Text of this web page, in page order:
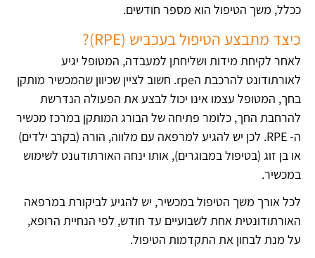
ככלל, משך הטיפול הוא מספר חודשים.
כיצד מתבצע הטיפול בעכביש (RPE)?
לאחר לקיחת מידות ושליחתן למעבדה, המטופל יגיע
לאורתודונט להרכבת הrpe. חשוב לציין שכיוון שהמכשיר מותקן
בחך, המטופל עצמו אינו יכול לבצע את הפעולה הנדרשת
להרחבת החך, כלומר פתיחה של הבורג המותקן במרכז מכשיר
ה- RPE. לכן יש להגיע למרפאה עם מלווה, הורה (בקרב ילדים)
או בן זוג (בטיפול במבוגרים), אותו ינחה האורתודuנט לשימוש
במכשיר.
לכל אורך משך הטיפול במכשיר, יש להגיע לביקורת במרפאה
האורתודונטית אחת לשבועיים עד חודש, לפי הנחיית הרופא,
על מנת לבחון את התקדמות הטיפול.